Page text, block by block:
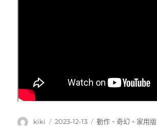
作
kiki
發
2023-12-13
分
動作 、奇幻 、 家用